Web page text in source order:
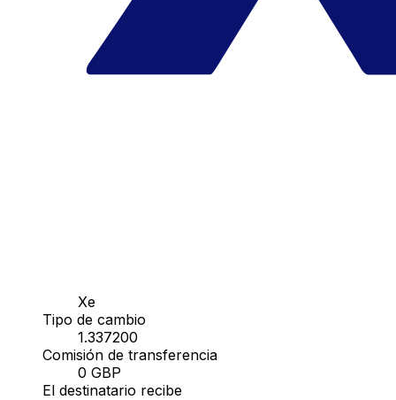
Xe
Tipo de cambio
1.337200
Comisión de transferencia
0 GBP
El destinatario recibe